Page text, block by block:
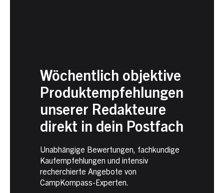
Wöchentlich objektive
Produktempfehlungen
unserer Redakteure
direkt in dein Postfach
Unabhängige Bewertungen, fachkundige
Kaufempfehlungen und intensiv
recherchierte Angebote von
CampKompass-Experten.